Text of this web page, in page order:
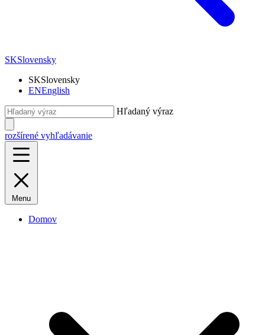
SKSlovensky
SKSlovensky
ENEnglish
Hľadaný výraz
rozšírené vyhľadávanie
Menu
Domov